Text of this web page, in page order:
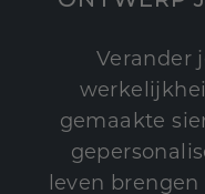
Verander
gemaakte
leven